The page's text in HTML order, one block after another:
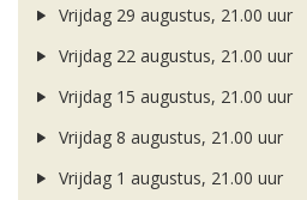
Vrijdag 29 augustus, 21.00 uur
Vrijdag 22 augustus, 21.00 uur
Vrijdag 15 augustus, 21.00 uur
Vrijdag 8 augustus, 21.00 uur
Vrijdag 1 augustus, 21.00 uur